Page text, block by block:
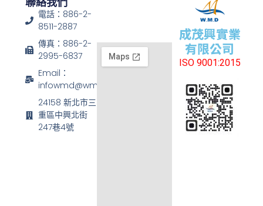
成茂興實業
有限公司
ISO 9001:2015
電話：886-2-
8511-2887
傳真：886-2-
2995-6837
Email：
infowmd@wmd.com.tw
24158 新北市三
重區中興北街
247巷4號